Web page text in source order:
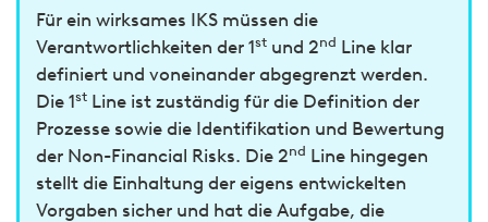
Für ein wirksames IKS müssen die
Verantwortlichkeiten der 1st und 2nd Line klar
definiert und voneinander abgegrenzt werden.
Die 1st Line ist zuständig für die Definition der
Prozesse sowie die Identifikation und Bewertung
der Non-Financial Risks. Die 2nd Line hingegen
stellt die Einhaltung der eigens entwickelten
Vorgaben sicher und hat die Aufgabe, die